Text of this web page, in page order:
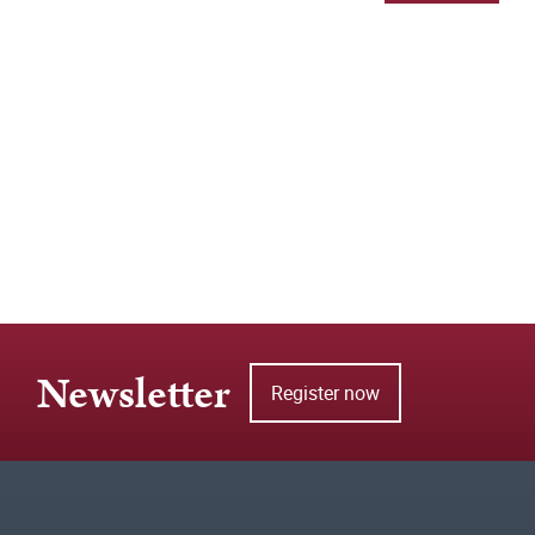
Newsletter Register now